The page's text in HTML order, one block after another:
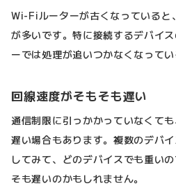
Wi-Fiルーターが古くなっていると
が多いです。特に接続するデバイ
ーでは処理が追いつかなくなってい
回線速度がそもそも遅い
通信制限に引っかかっていなくて
遅い場合もあります。複数のデバ
してみて、どのデバイスでも重い
そも遅いのかもしれません。